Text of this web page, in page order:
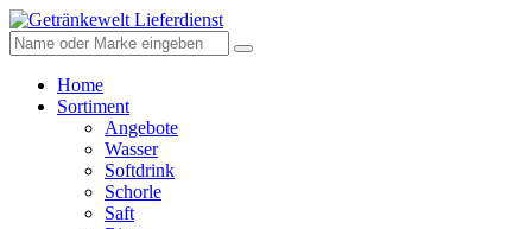
Home
Sortiment
Angebote
Wasser
Softdrink
Schorle
Saft